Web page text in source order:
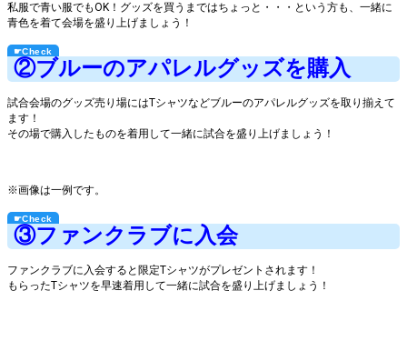
私服で青い服でもOK！グッズを買うまではちょっと・・・という方も、一緒に
青色を着て会場を盛り上げましょう！
②ブルーのアパレルグッズを購入
試合会場のグッズ売り場にはTシャツなどブルーのアパレルグッズを取り揃えて
ます！
その場で購入したものを着用して一緒に試合を盛り上げましょう！
※画像は一例です。
③ファンクラブに入会
ファンクラブに入会すると限定Tシャツがプレゼントされます！
もらったTシャツを早速着用して一緒に試合を盛り上げましょう！